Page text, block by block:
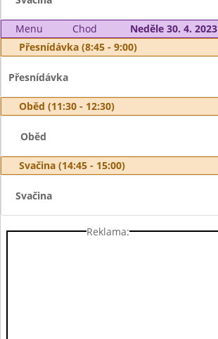
Menu Chod
Neděle 30. 4. 2023
Přesnídávka (8:45 - 9:00)
Přesnídávka
Oběd (11:30 - 12:30)
Oběd
Svačina (14:45 - 15:00)
Svačina
Reklama: